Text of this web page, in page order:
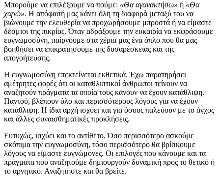
Μπορούμε να επιλέξουμε να πούμε: «Θα αγανακτήσω» ή «Θα
χαρώ». Η απόφασή μας κάνει όλη τη διαφορά μεταξύ του να
βιώνουμε την ελευθερία να προχωρήσουμε μπροστά ή να είμαστε
δέσμιοι της πικρίας. Όταν αδράξουμε την ευκαιρία να εκφράσουμε
ευγνωμοσύνη, παίρνουμε στα χέρια μας ένα όπλο που θα μας
βοηθήσει να επικρατήσουμε της δυσαρέσκειας και της
απογοήτευσης.
Η ευγνωμοσύνη επεκτείνεται εκθετικά. Έχω παρατηρήσει
αμέτρητες φορές ότι οι καταθλιπτικοί άνθρωποι τείνουν να
αναζητούν πράγματα τα οποία τους κάνουν να έχουν κατάθλιψη.
Παντού, βλέπουν όλο και περισσότερους λόγους για να έχουν
κατάθλιψη. Η ίδια αρχή ισχύει και για όσους παλεύουν με το άγχος
και άλλες συναισθηματικές προκλήσεις.
Ευτυχώς, ισχύει και το αντίθετο. Όσο περισσότερο ασκούμε
σκόπιμα την ευγνωμοσύνη, τόσο περισσότερο θα βρίσκουμε
λόγους να είμαστε ευγνώμονες. Οι επιλογές που κάνουμε και τα
πράγματα που αναζητούμε δημιουργούν δυναμική προς το θετικό ή
το αρνητικό. Αναζητήστε και θα βρείτε.